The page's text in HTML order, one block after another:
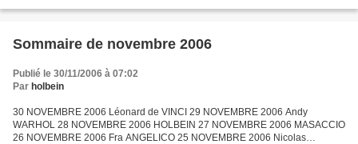
Sommaire de novembre 2006
Publié le 30/11/2006 à 07:02
Par holbein
30 NOVEMBRE 2006 Léonard de VINCI 29 NOVEMBRE 2006 Andy
WARHOL 28 NOVEMBRE 2006 HOLBEIN 27 NOVEMBRE 2006 MASACCIO
26 NOVEMBRE 2006 Fra ANGELICO 25 NOVEMBRE 2006 Nicolas